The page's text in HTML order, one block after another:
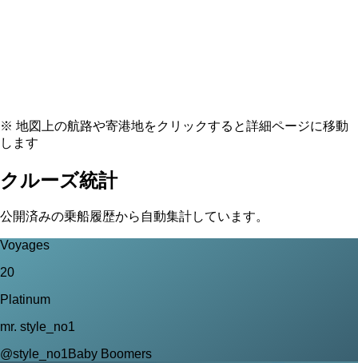
※ 地図上の航路や寄港地をクリックすると詳細ページに移動
します
クルーズ統計
公開済みの乗船履歴から自動集計しています。
Voyages
20
Platinum
mr. style_no1
@style_no1Baby Boomers